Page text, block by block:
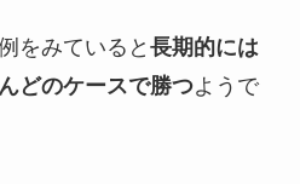
をみていると 長期的には
どのケースで勝つようで